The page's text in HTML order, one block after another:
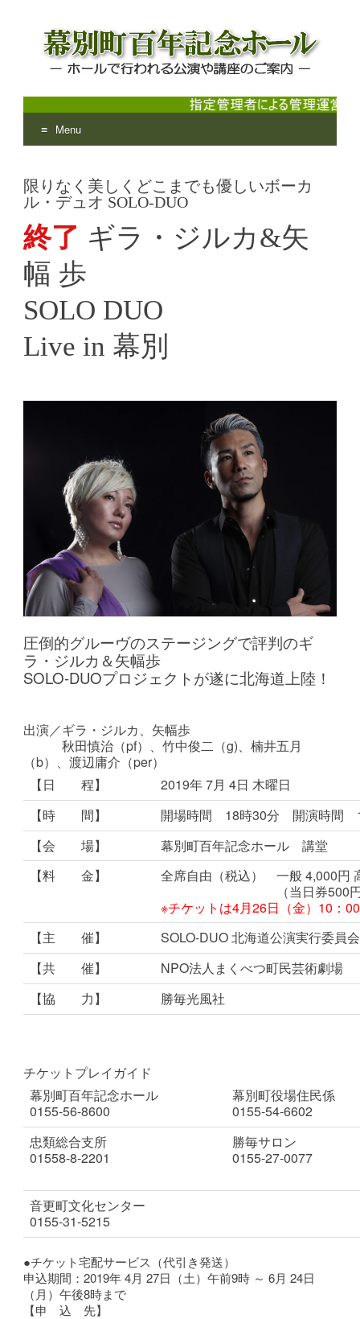
幕別町百年記念ホール
ホールで行われる公演や講座のご案内
Menu
to
content
限りなく美しくどこまでも優しいボーカ
ル・デュオ SOLO-DUO
終了 ギラ・ジルカ&矢
幅 歩
SOLO DUO
Live in 幕別
圧倒的グルーヴのステージングで評判のギ
ラ・ジルカ＆矢幅歩
SOLO-DUOプロジェクトが遂に北海道上陸！
出演／ギラ・ジルカ、矢幅歩
秋田慎治（pf）、竹中俊二（g)、楠井五月
（b）、渡辺庸介（per）
【日 程】
2019年 7月 4日 木曜日
【時 間】
開場時間 18時30分 開演時間
【会 場】
幕別町百年記念ホール 講堂
【料 金】
全席自由（税込） 一般 4,000円
（当日券500円
※チケットは4月26日（金）10：
【主 催】
SOLO-DUO 北海道公演実行委員会
【共 催】
NPO法人まくべつ町民芸術劇場
【協 力】
勝毎光風社
チケットプレイガイド
幕別町百年記念ホール
0155-56-8600
幕別町役場住民係
0155-54-6602
忠類総合支所
01558-8-2201
勝毎サロン
0155-27-0077
音更町文化センター
0155-31-5215
●チケット宅配サービス（代引き発送）
申込期間：2019年 4月 27日（土）午前9時 ～ 6月 24日
（月）午後8時まで
【申 込 先】